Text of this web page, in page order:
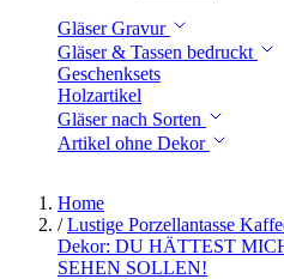
Gläser Gravur
Gläser & Tassen bedruckt
Geschenksets
Holzartikel
Gläser nach Sorten
Artikel ohne Dekor
Home
/ Lustige Porzellantasse
Dekor: DU HÄTTEST
SEHEN SOLLEN!